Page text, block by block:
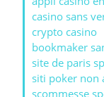
casino sans
crypto casino
bookmaker
site de paris
siti poker non
scommesse